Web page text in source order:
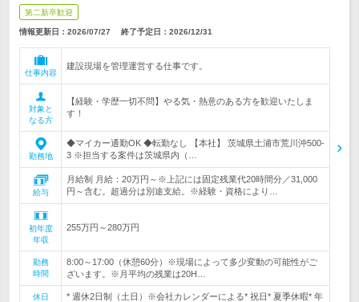
第二新卒歓迎
情報更新日：2026/07/27 終了予定日： 2026/12/31
仕事内容
建設現場を管理運営する仕事です。
対象と
なる方
【経験・学歴一切不問】やる気・熱意のある方を歓迎いたしま
す！
勤務地
◆マイカー通勤OK ◆転勤なし 【本社】 茨城県土浦市荒川沖500-
3 ※担当する案件は茨城県内（…
給与
月給制 月給：20万円～※上記には固定残業代20時間分／31,000
円～含む。超過分は別途支給。※経験・資格により…
初年度
年収
255万円～280万円
勤務
時間
8:00～17:00（休憩60分）※現場によって多少変動の可能性がご
ざいます。※月平均の残業は20H…
休日
* 週休2日制（土日）※会社カレンダーによる* 祝日* 夏季休暇* 年